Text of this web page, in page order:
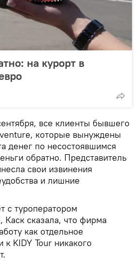
на курорт в
все клиенты бывшего
которые вынуждены
денег по несостоявшимся
обратно. Представитель
свои извинения
и лишние
с туроператором
Каск сказала, что фирма
как отдельное
KIDY Tour никакого